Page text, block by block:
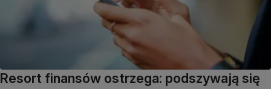
Resort finansów ostrzega: podszywają się